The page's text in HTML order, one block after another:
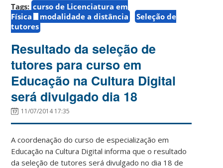
Tags: curso de Licenciatura em
Física
modalidade a distância
Seleção de
tutores
Resultado da seleção de
tutores para curso em
Educação na Cultura Digital
será divulgado dia 18
11/07/2014 17:35
A coordenação do curso de especialização em
Educação na Cultura Digital informa que o resultado
da seleção de tutores será divulgado no dia 18 de